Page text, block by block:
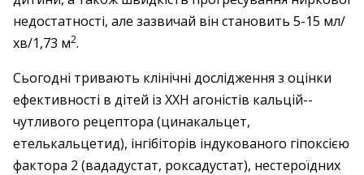
недостатності, але зазвичай він становить 5-15 мл/
хв/1,73 м2.
Сьогодні тривають клінічні дослідження з оцінки
ефективності в дітей із ХХН агоністів кальцій-­
чутливого рецептора (цинакальцет,
етелькальцетид), інгібіторів індукованого гіпоксією
фактора 2 (вададустат, роксадустат), нестероїдних